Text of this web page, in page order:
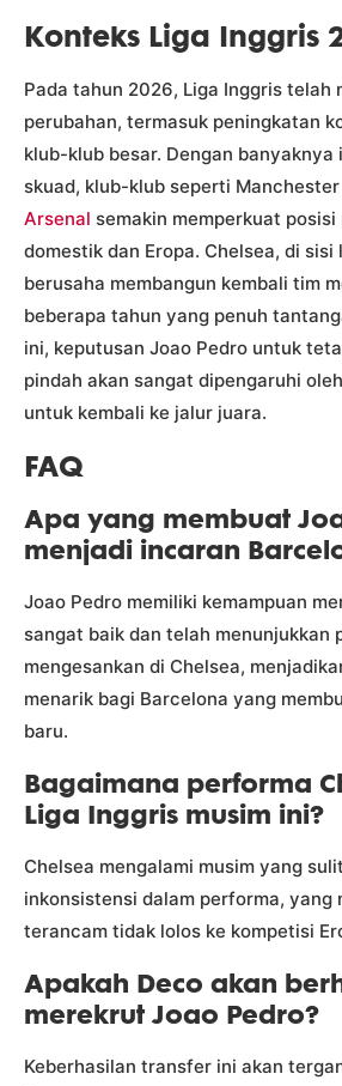
Konteks Liga Inggris
Pada tahun 2026, Liga Inggris telah
perubahan, termasuk peningkatan
klub-klub besar. Dengan
skuad, klub-klub seperti
Arsenal semakin memperkuat posisi
domestik dan Eropa. Chelsea, di sisi
berusaha membangun kembali tim
beberapa tahun yang penuh
ini, keputusan Joao Pedro untuk
pindah akan sangat dipengaruhi
untuk kembali ke jalur juara.
FAQ
Apa yang membuat
menjadi incaran
Joao Pedro memiliki kemampuan
sangat baik dan telah menunjukkan
mengesankan di Chelsea,
menarik bagi Barcelona yang
baru.
Bagaimana performa
Liga Inggris musim ini?
Chelsea mengalami musim yang
inkonsistensi dalam performa, yang
terancam tidak lolos ke kompetisi
Apakah Deco akan
merekrut Joao Pedro?
Keberhasilan transfer ini akan